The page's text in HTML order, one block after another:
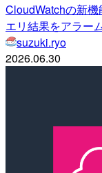
CloudWatchの新
エリ結果をアラー
suzuki.ryo
2026.06.30